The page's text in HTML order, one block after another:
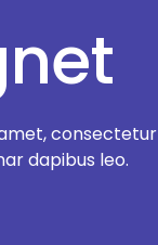
consectetur
dapibus leo.